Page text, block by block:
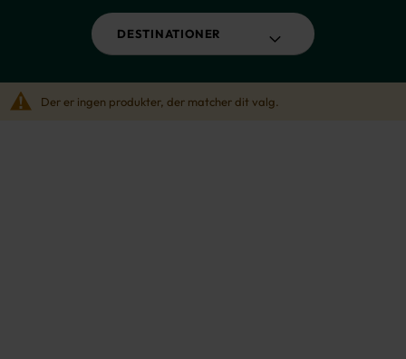
DESTINATIONER
Der er ingen produkter, der matcher dit valg.